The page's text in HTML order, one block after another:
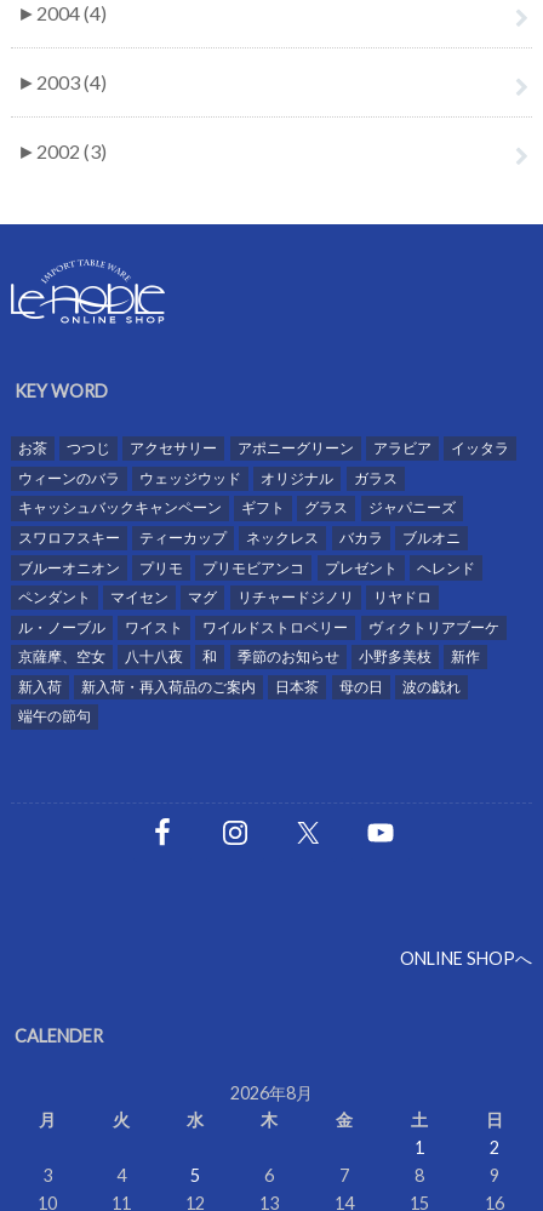
► 2004 (4)
► 2003 (4)
► 2002 (3)
KEY WORD
お茶 つつじ アクセサリー アポニーグリーン アラビア
イッタラ
ウィーンのバラ
ウェッジウッド オリジナル
ガラス
キャッシュバックキャンペーン
ギフト グラス
ジャパニーズ
スワロフスキー
ティーカップ ネックレス バカラ
ブルオニ
ブルーオニオン
プリモ プリモビアンコ プレゼント
ヘレンド
ペンダント
マイセン マグ リチャードジノリ
リヤドロ
ル・ノーブル
ワイスト ワイルドストロベリー
ヴィクトリアブーケ
京薩摩、空女
八十八夜 和 季節のお知らせ 小野多美枝
新作
新入荷
新入荷・再入荷品のご案内 日本茶 母の日
波の戯れ
端午の節句
ONLINE SHOPへ
CALENDER
2026年8月
月
火 水 木 金 土
日
1
2
3
4 5 6 7 8
9
10
11 12 13 14 15 16